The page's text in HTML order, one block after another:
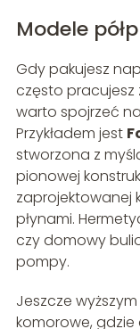
Modele
Gdy pakujesz
często pracujesz
warto spojrzeć
Przykładem jest
stworzona z
pionowej
zaprojektowanej
płynami.
czy domowy
pompy.
Jeszcze
komorowe, gdzie